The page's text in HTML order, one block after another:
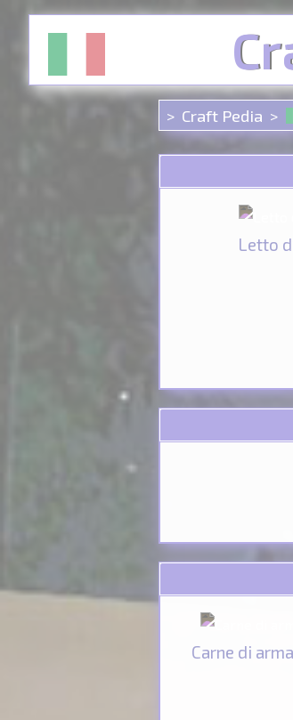
Craft Pedia
Letto
Carne di
Pannello di gestione dei cookies